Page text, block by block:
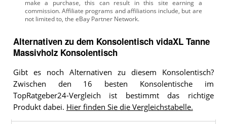
Alternativen zu dem Konsolentisch vidaXL Tanne
Massivholz Konsolentisch
Gibt es noch Alternativen zu diesem Konsolentisch?
Zwischen den 16 besten Konsolentische im
TopRatgeber24-Vergleich ist bestimmt das richtige
Produkt dabei. Hier finden Sie die Vergleichstabelle.